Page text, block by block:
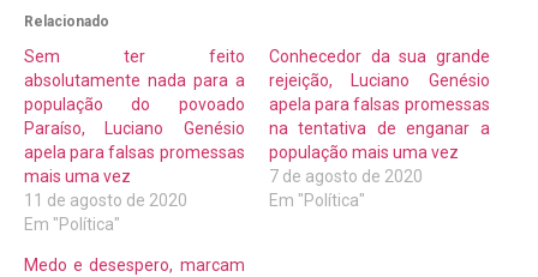
Relacionado
Sem ter feito
absolutamente nada para a
população do povoado
Paraíso, Luciano Genésio
apela para falsas promessas
mais uma vez
11 de agosto de 2020
Em "Política"
Conhecedor da sua grande
rejeição, Luciano Genésio
apela para falsas promessas
na tentativa de enganar a
população mais uma vez
7 de agosto de 2020
Em "Política"
Medo e desespero, marcam